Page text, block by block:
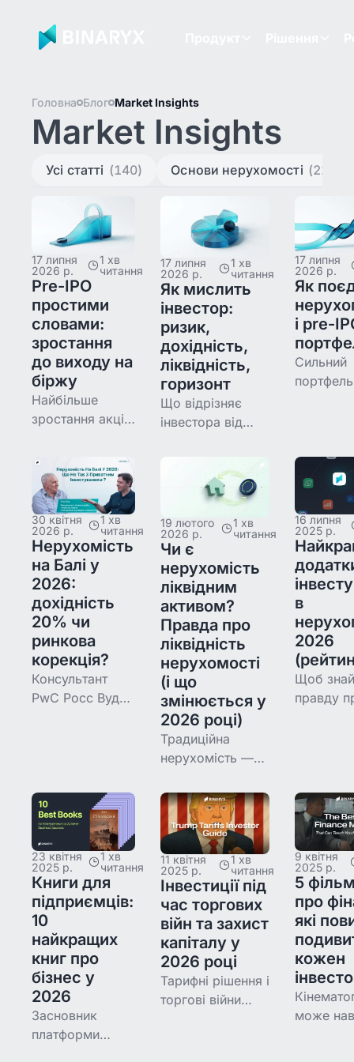
Головна Блог Market Insights
Market Insights
Усі статті (140) Основи нерухомості (22)
17 липня
2026 р.
1 хв
читання
Pre-IPO
простими
словами:
зростання
до виходу на
біржу
Найбільше
зростання акцій
стається до IPO.
Розбираємо, що
таке pre-IPO,
чому це
важливо зараз,
де ризики і як
відкривається
доступ від
$250.
17 липня
2026 р.
1 хв
читання
Як мислить
інвестор:
ризик,
дохідність,
ліквідність,
горизонт
Що відрізняє
інвестора від
— система з
чотирьох питань:
ризик,
дохідність,
ліквідність і
горизонт.
Розбираємо
кожне.
17 липня
2026 р.
Як
і pre-
Сильний
портфель
поєднати
pre-IPO,
вони
одне
чого
30 квітня
2026 р.
1 хв
читання
Нерухомість
на Балі у
2026:
дохідність
20% чи
ринкова
корекція?
Консультант
PwC Росс Вудс
дохідності
вводять в оману
і куди
переміщуються
розумні гроші у
2026.
19 лютого
2026 р.
1 хв
читання
Чи є
нерухомість
ліквідним
активом?
Правда про
ліквідність
нерухомості
(і що
змінюється у
2026 році)
Традиційна
нерухомість —
ліквідних активів:
середній продаж
займає 47-62 дні
в США, до року
на Балі чи у
Чорногорії, а
транзакційні
витрати з'їдають
6-10% вартості.
16 липня
2025 р.
в
2026
Щоб
правду
глибоко
Google та
ChatGPT.
аналізу
відгуків
ризиків і
23 квітня
2025 р.
1 хв
читання
Книги для
підприємців:
10
найкращих
книг про
бізнес у
2026
Засновник
платформи
11 квітня
2025 р.
1 хв
читання
Інвестиції під
час торгових
війн та захист
капіталу у
2026 році
Тарифні рішення і
торгові війни
9 квітня
2025 р.
5
про
які
кожен
може